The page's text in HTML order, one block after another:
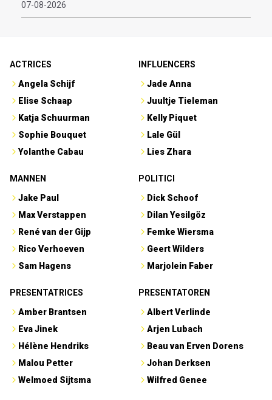
07-08-2026
ACTRICES
Angela Schijf
Elise Schaap
Katja Schuurman
Sophie Bouquet
Yolanthe Cabau
INFLUENCERS
Jade Anna
Juultje Tieleman
Kelly Piquet
Lale Gül
Lies Zhara
MANNEN
Jake Paul
Max Verstappen
René van der Gijp
Rico Verhoeven
Sam Hagens
POLITICI
Dick Schoof
Dilan Yesilgöz
Femke Wiersma
Geert Wilders
Marjolein Faber
PRESENTATRICES
Amber Brantsen
Eva Jinek
Hélène Hendriks
Malou Petter
Welmoed Sijtsma
PRESENTATOREN
Albert Verlinde
Arjen Lubach
Beau van Erven Dorens
Johan Derksen
Wilfred Genee